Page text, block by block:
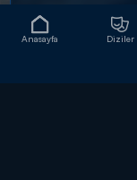
Anasayfa Diziler